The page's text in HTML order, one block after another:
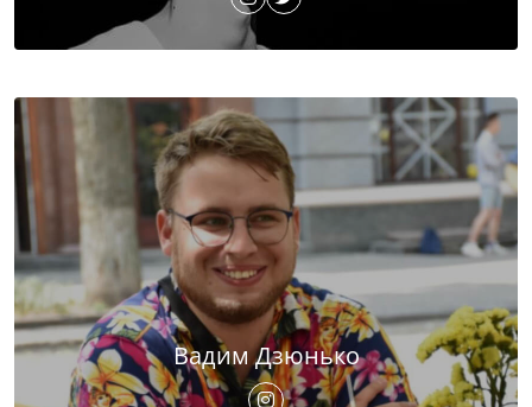
Вадим Дзюнько